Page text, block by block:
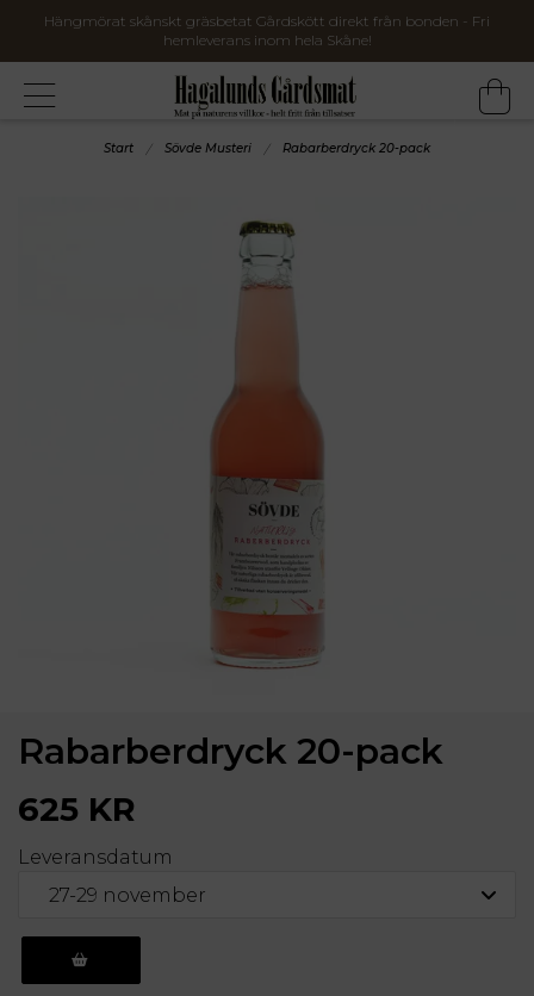
Start Sövde Musteri Rabarberdryck 20-pack
Rabarberdryck 20-pack
625 KR
Leveransdatum
KÖP
Hängmörat skånskt gräsbetat Gårdskött direkt från bonden - Fri
hemleverans inom hela Skåne!